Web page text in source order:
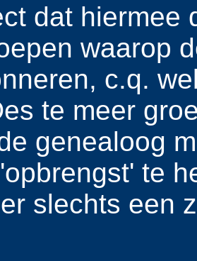
dat hiermee
waarop
c.q.
te meer
genealoog
te
slechts een